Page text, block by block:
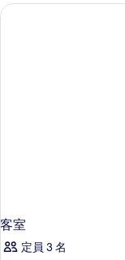
客室
定員 3 名